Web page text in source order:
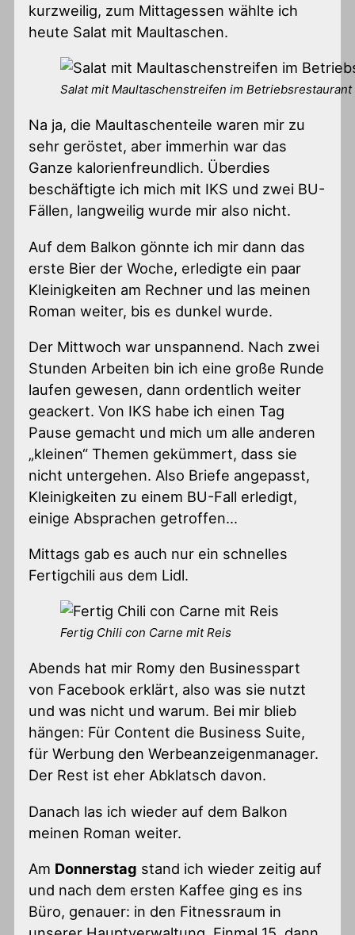
kurzweilig, zum Mittagessen wählte ich
heute Salat mit Maultaschen.
Salat mit Maultaschenstreifen im Betriebsrestaurant
Na ja, die Maultaschenteile waren mir zu
sehr geröstet, aber immerhin war das
Ganze kalorienfreundlich. Überdies
beschäftigte ich mich mit IKS und zwei BU-
Fällen, langweilig wurde mir also nicht.
Auf dem Balkon gönnte ich mir dann das
erste Bier der Woche, erledigte ein paar
Kleinigkeiten am Rechner und las meinen
Roman weiter, bis es dunkel wurde.
Der Mittwoch war unspannend. Nach zwei
Stunden Arbeiten bin ich eine große Runde
laufen gewesen, dann ordentlich weiter
geackert. Von IKS habe ich einen Tag
Pause gemacht und mich um alle anderen
„kleinen“ Themen gekümmert, dass sie
nicht untergehen. Also Briefe angepasst,
Kleinigkeiten zu einem BU-Fall erledigt,
einige Absprachen getroffen…
Mittags gab es auch nur ein schnelles
Fertigchili aus dem Lidl.
Fertig Chili con Carne mit Reis
Abends hat mir Romy den Businesspart
von Facebook erklärt, also was sie nutzt
und was nicht und warum. Bei mir blieb
hängen: Für Content die Business Suite,
für Werbung den Werbeanzeigenmanager.
Der Rest ist eher Abklatsch davon.
Danach las ich wieder auf dem Balkon
meinen Roman weiter.
Am Donnerstag stand ich wieder zeitig auf
und nach dem ersten Kaffee ging es ins
Büro, genauer: in den Fitnessraum in